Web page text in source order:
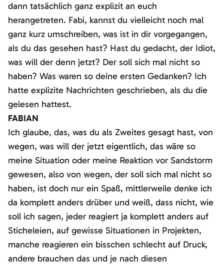
dann tatsächlich ganz explizit an euch
herangetreten. Fabi, kannst du vielleicht noch mal
ganz kurz umschreiben, was ist in dir vorgegangen,
als du das gesehen hast? Hast du gedacht, der Idiot,
was will der denn jetzt? Der soll sich mal nicht so
haben? Was waren so deine ersten Gedanken? Ich
hatte explizite Nachrichten geschrieben, als du die
gelesen hattest.
FABIAN
Ich glaube, das, was du als Zweites gesagt hast, von
wegen, was will der jetzt eigentlich, das wäre so
meine Situation oder meine Reaktion vor Sandstorm
gewesen, also von wegen, der soll sich mal nicht so
haben, ist doch nur ein Spaß, mittlerweile denke ich
da komplett anders drüber und weiß, dass nicht, wie
soll ich sagen, jeder reagiert ja komplett anders auf
Sticheleien, auf gewisse Situationen in Projekten,
manche reagieren ein bisschen schlecht auf Druck,
andere brauchen das und je nach diesen